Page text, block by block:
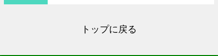
トップに戻る